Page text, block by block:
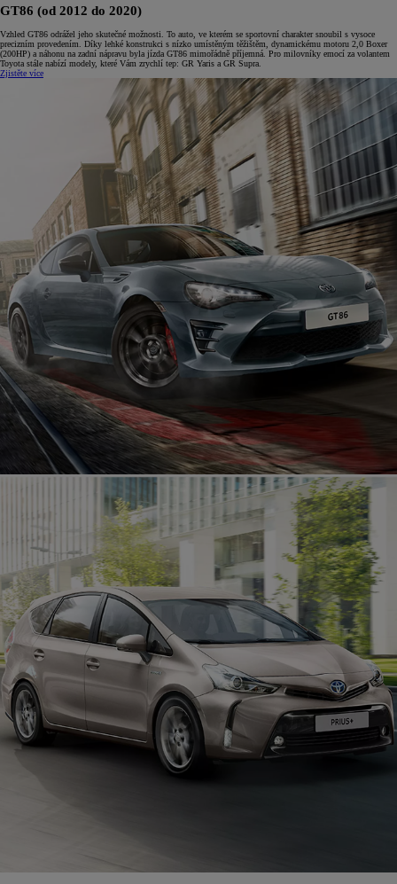
GT86 (od 2012 do 2020)
Vzhled GT86 odrážel jeho skutečné možnosti. To auto, ve kterém se sportovní charakter snoubil s vysoce
precizním provedením. Díky lehké konstrukci s nízko umístěným těžištěm, dynamickému motoru 2,0 Boxer
(200HP) a náhonu na zadní nápravu byla jízda GT86 mimořádně příjemná. Pro milovníky emocí za volantem
Toyota stále nabízí modely, které Vám zrychlí tep: GR Yaris a GR Supra.
Zjistěte více